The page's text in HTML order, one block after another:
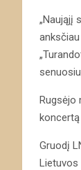
„Naująjį
Rugsėjo
koncertą
Gruodį
Lietuvos